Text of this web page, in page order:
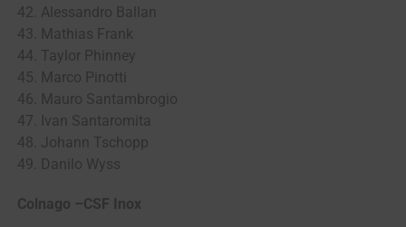
42. Alessandro Ballan
43. Mathias Frank
44. Taylor Phinney
45. Marco Pinotti
46. Mauro Santambrogio
47. Ivan Santaromita
48. Johann Tschopp
49. Danilo Wyss
Colnago –CSF Inox